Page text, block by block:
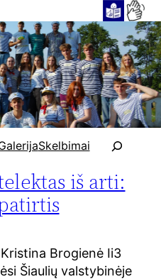
Skelbimai
a
e
iš arti:
Brogienė Ii3
Šiaulių valstybinėje